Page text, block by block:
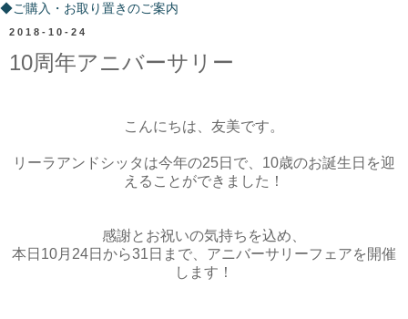
◆ご購入・お取り置きのご案内
2018-10-24
10周年アニバーサリー
こんにちは、友美です。
リーラアンドシッタは今年の25日で、10歳のお誕生日を迎
えることができました！
感謝とお祝いの気持ちを込め、
本日10月24日から31日まで、アニバーサリーフェアを開催
します！